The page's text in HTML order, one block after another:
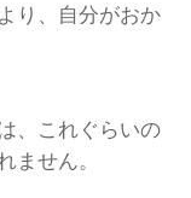
り、自分がおか
、これぐらいの
ません。